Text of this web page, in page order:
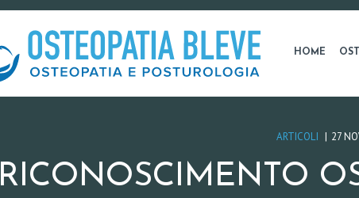
HOME
ARTICOLI 27
RICONOSCIMENTO